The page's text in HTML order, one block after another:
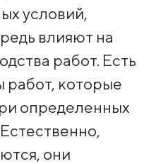
условий,
влияют на
работ. Есть
которые
определенных
они